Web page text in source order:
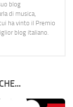
blog
di musica,
ha vinto il Premio
blog italiano.